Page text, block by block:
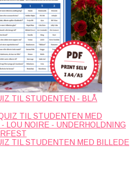
TIL STUDENTEN - BLÅ
TIL STUDENTEN MED BILLEDE